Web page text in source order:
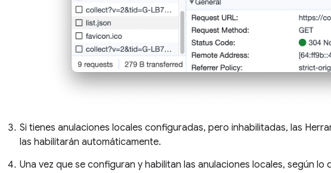
Si tienes anulaciones locales configuradas, pero inhabilitadas, las
las habilitarán automáticamente.
Una vez que se configuran y habilitan las anulaciones locales, según lo